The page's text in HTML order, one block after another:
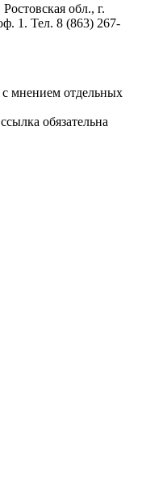
обл., г.
1. Тел. 8 (863) 267-
мнением отдельных
обязательна